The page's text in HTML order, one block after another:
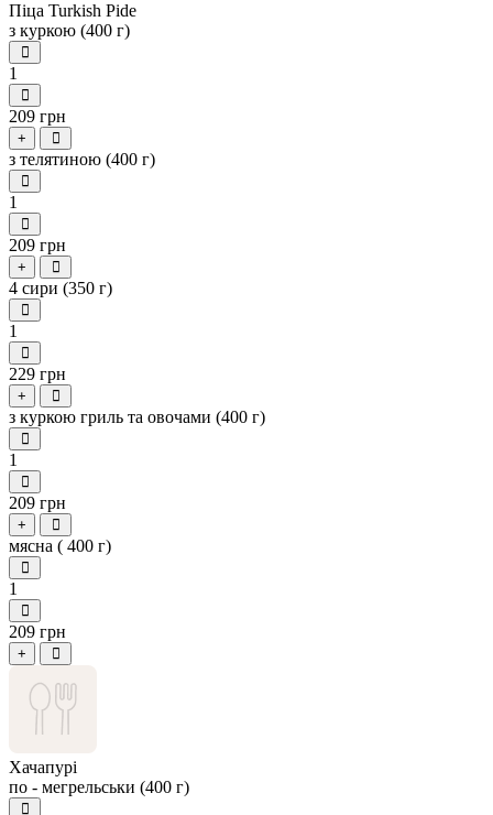
Піца Turkish Pide
з куркою (400 г)
1
209 грн
+
з телятиною (400 г)
1
209 грн
+
4 сири (350 г)
1
229 грн
+
з куркою гриль та овочами (400 г)
1
209 грн
+
мясна ( 400 г)
1
209 грн
+
Хачапурі
по - мегрельськи (400 г)